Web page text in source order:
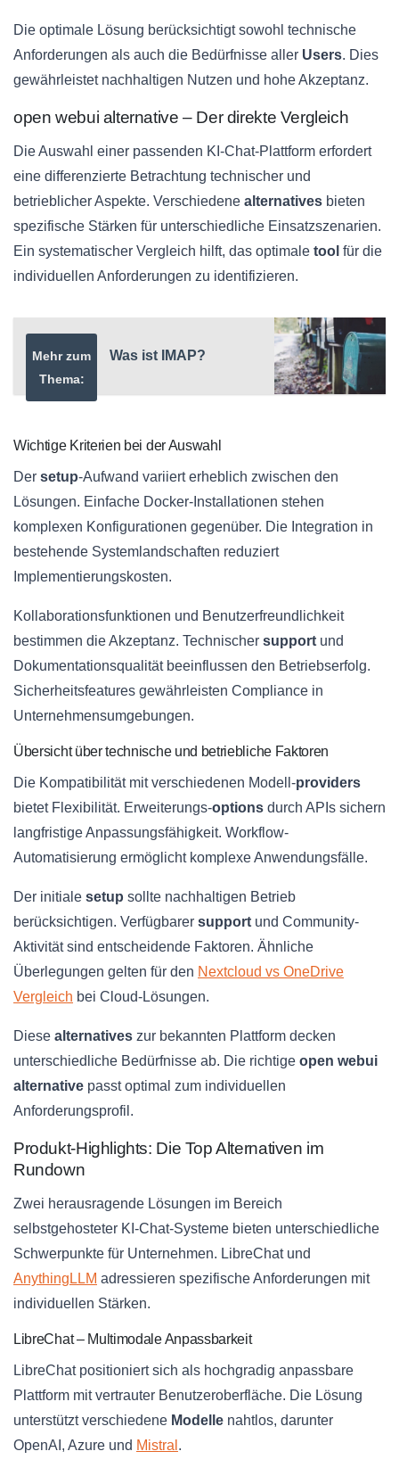
Die optimale Lösung berücksichtigt sowohl technische
Anforderungen als auch die Bedürfnisse aller Users. Dies
gewährleistet nachhaltigen Nutzen und hohe Akzeptanz.
open webui alternative – Der direkte Vergleich
Die Auswahl einer passenden KI-Chat-Plattform erfordert
eine differenzierte Betrachtung technischer und
betrieblicher Aspekte. Verschiedene alternatives bieten
spezifische Stärken für unterschiedliche Einsatzszenarien.
Ein systematischer Vergleich hilft, das optimale tool für die
individuellen Anforderungen zu identifizieren.
Mehr zum
Thema:
Was ist IMAP?
Wichtige Kriterien bei der Auswahl
Der setup-Aufwand variiert erheblich zwischen den
Lösungen. Einfache Docker-Installationen stehen
komplexen Konfigurationen gegenüber. Die Integration in
bestehende Systemlandschaften reduziert
Implementierungskosten.
Kollaborationsfunktionen und Benutzerfreundlichkeit
bestimmen die Akzeptanz. Technischer support und
Dokumentationsqualität beeinflussen den Betriebserfolg.
Sicherheitsfeatures gewährleisten Compliance in
Unternehmensumgebungen.
Übersicht über technische und betriebliche Faktoren
Die Kompatibilität mit verschiedenen Modell-providers
bietet Flexibilität. Erweiterungs-options durch APIs sichern
langfristige Anpassungsfähigkeit. Workflow-
Automatisierung ermöglicht komplexe Anwendungsfälle.
Der initiale setup sollte nachhaltigen Betrieb
berücksichtigen. Verfügbarer support und Community-
Aktivität sind entscheidende Faktoren. Ähnliche
Überlegungen gelten für den Nextcloud vs OneDrive
Vergleich bei Cloud-Lösungen.
Diese alternatives zur bekannten Plattform decken
unterschiedliche Bedürfnisse ab. Die richtige open webui
alternative passt optimal zum individuellen
Anforderungsprofil.
Produkt-Highlights: Die Top Alternativen im
Rundown
Zwei herausragende Lösungen im Bereich
selbstgehosteter KI-Chat-Systeme bieten unterschiedliche
Schwerpunkte für Unternehmen. LibreChat und
AnythingLLM adressieren spezifische Anforderungen mit
individuellen Stärken.
LibreChat – Multimodale Anpassbarkeit
LibreChat positioniert sich als hochgradig anpassbare
Plattform mit vertrauter Benutzeroberfläche. Die Lösung
unterstützt verschiedene Modelle nahtlos, darunter
OpenAI, Azure und Mistral .